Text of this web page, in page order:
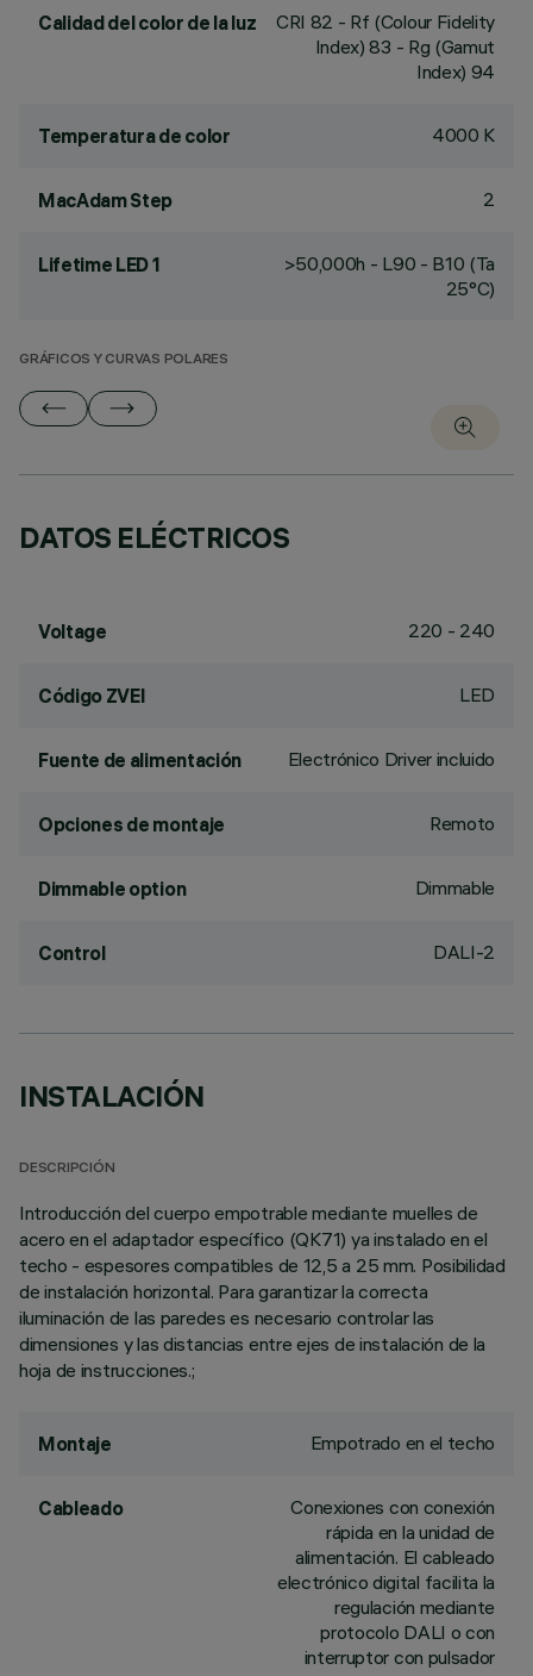
Calidad del color de la luz CRI 82 - Rf (Colour Fidelity
Index) 83 - Rg (Gamut
Index) 94
Temperatura de color 4000 K
MacAdam Step 2
Lifetime LED 1
>50,000h - L90 - B10 (Ta
25°C)
GRÁFICOS Y CURVAS POLARES
DATOS ELÉCTRICOS
Voltage 220 - 240
Código ZVEI LED
Fuente de alimentación Electrónico Driver incluido
Opciones de montaje Remoto
Dimmable option Dimmable
Control DALI-2
INSTALACIÓN
DESCRIPCIÓN
Introducción del cuerpo empotrable mediante muelles de
acero en el adaptador específico (QK71) ya instalado en el
techo - espesores compatibles de 12,5 a 25 mm. Posibilidad
de instalación horizontal. Para garantizar la correcta
iluminación de las paredes es necesario controlar las
dimensiones y las distancias entre ejes de instalación de la
hoja de instrucciones.;
Montaje Empotrado en el techo
Cableado
Conexiones con conexión
rápida en la unidad de
alimentación. El cableado
electrónico digital facilita la
regulación mediante
protocolo DALI o con
interruptor con pulsador